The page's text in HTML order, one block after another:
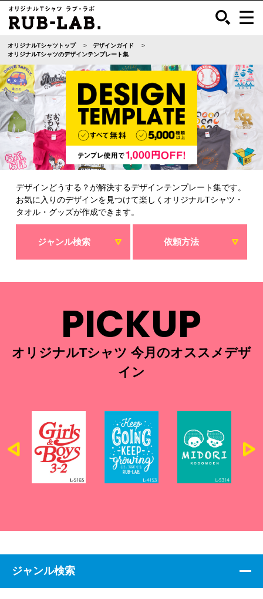
オリジナルTシャツトップ
デザインガイド
オリジナルTシャツのデザインテンプレート集
デザインどうする？が解決するデザインテンプレート集です。
お気に入りのデザインを見つけて楽しくオリジナルTシャツ・
タオル・グッズが作成できます。
ジャンル検索 依頼方法
PICKUP
オリジナルTシャツ 今月のオススメデザ
イン
ジャンル検索